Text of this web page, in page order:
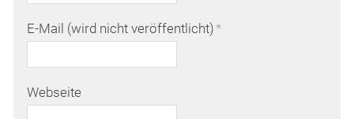
E-Mail (wird nicht veröffentlicht)*
Webseite